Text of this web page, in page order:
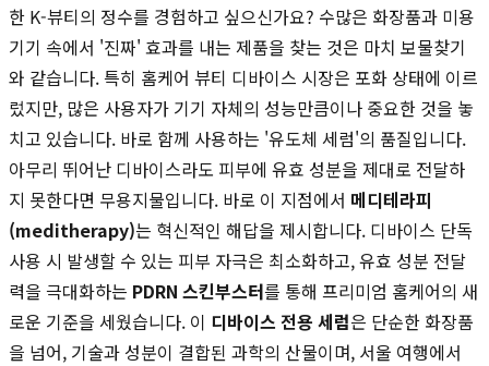
한 K-뷰티의 정수를 경험하고 싶으신가요? 수많은 화장품과 미용
기기 속에서 '진짜' 효과를 내는 제품을 찾는 것은 마치 보물찾기
와 같습니다. 특히 홈케어 뷰티 디바이스 시장은 포화 상태에 이르
렀지만, 많은 사용자가 기기 자체의 성능만큼이나 중요한 것을 놓
치고 있습니다. 바로 함께 사용하는 '유도체 세럼'의 품질입니다.
아무리 뛰어난 디바이스라도 피부에 유효 성분을 제대로 전달하
지 못한다면 무용지물입니다. 바로 이 지점에서 메디테라피
(meditherapy)는 혁신적인 해답을 제시합니다. 디바이스 단독
사용 시 발생할 수 있는 피부 자극은 최소화하고, 유효 성분 전달
력을 극대화하는 PDRN 스킨부스터를 통해 프리미엄 홈케어의 새
로운 기준을 세웠습니다. 이 디바이스 전용 세럼은 단순한 화장품
을 넘어, 기술과 성분이 결합된 과학의 산물이며, 서울 여행에서